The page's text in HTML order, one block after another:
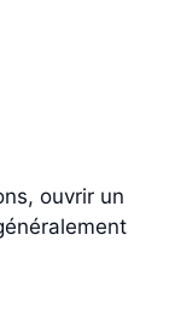
ouvrir un